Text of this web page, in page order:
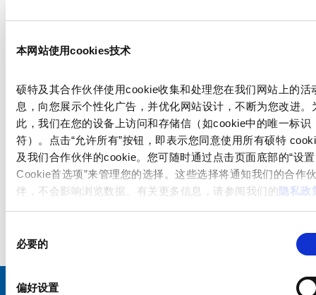
本网站使用cookies技术
硕特及其合作伙伴使用cookie收集和处理您在我们网站上的活
息，向您展示个性化广告，并优化网站设计，不断为您改进。
此，我们在您的设备上访问和存储信（如cookie中的唯一标识
符）。点击“允许所有”按钮，即表示您同意使用所有硕特
及我们合作伙伴的cookie。您可随时通过点击页面底部的“设置
Cookie首选项”来管理您的选择。这些选择将通知我们的合作
伴，不会影响浏览数据。有关更多信息，请参阅我们的隐私政
选
必要的
偏好设置